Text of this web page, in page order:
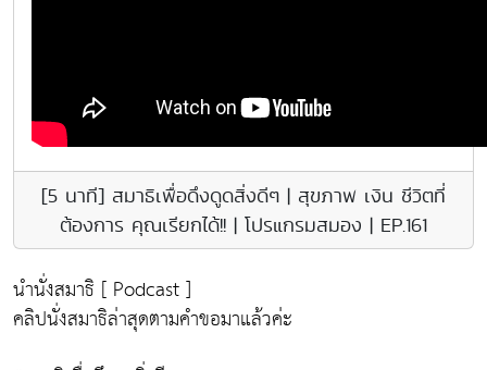
[5 นาที] สมาธิเพื่อดึงดูดสิ่งดีๆ | สุขภาพ เงิน ชีวิตที่
ต้องการ คุณเรียกได้!! | โปรแกรมสมอง | EP.161
นำนั่งสมาธิ [ Podcast ]
คลิปนั่งสมาธิล่าสุดตามคำขอมาแล้วค่ะ